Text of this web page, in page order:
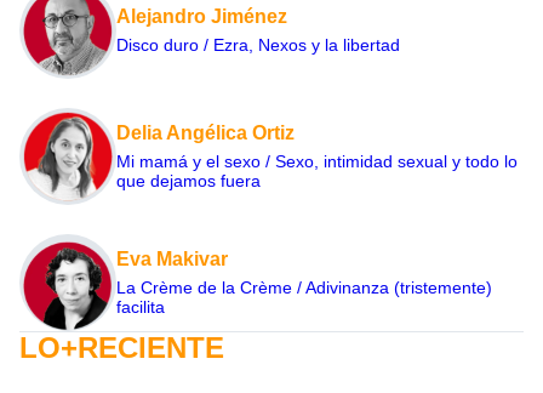
Alejandro Jiménez
Disco duro / Ezra, Nexos y la libertad
Delia Angélica Ortiz
Mi mamá y el sexo / Sexo, intimidad sexual y todo lo
que dejamos fuera
Eva Makivar
La Crème de la Crème / Adivinanza (tristemente)
facilita
LO+RECIENTE